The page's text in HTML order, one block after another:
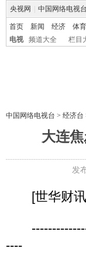
央视网 中国网络电视台
首页 新闻 经济 体育
电视
频道大全 栏目
中国网络电视台 > 经济台
大连
发
[世华财讯]
----